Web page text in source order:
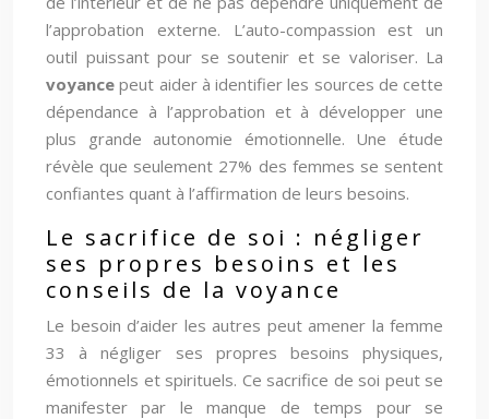
l’approbation externe. L’auto-compassion est un
outil puissant pour se soutenir et se valoriser. La
voyancepeut aider à identifier les sources de cette
dépendance à l’approbation et à développer une
plus grande autonomie émotionnelle. Une étude
révèle que seulement 27% des femmes se sentent
confiantes quant à l’affirmation de leurs besoins.
Le sacrifice de soi : négliger
ses propres besoins et les
conseils de la voyance
Le besoin d’aider les autres peut amener la femme
33 à négliger ses propres besoins physiques,
émotionnels et spirituels. Ce sacrifice de soi peut se
manifester par le manque de temps pour se